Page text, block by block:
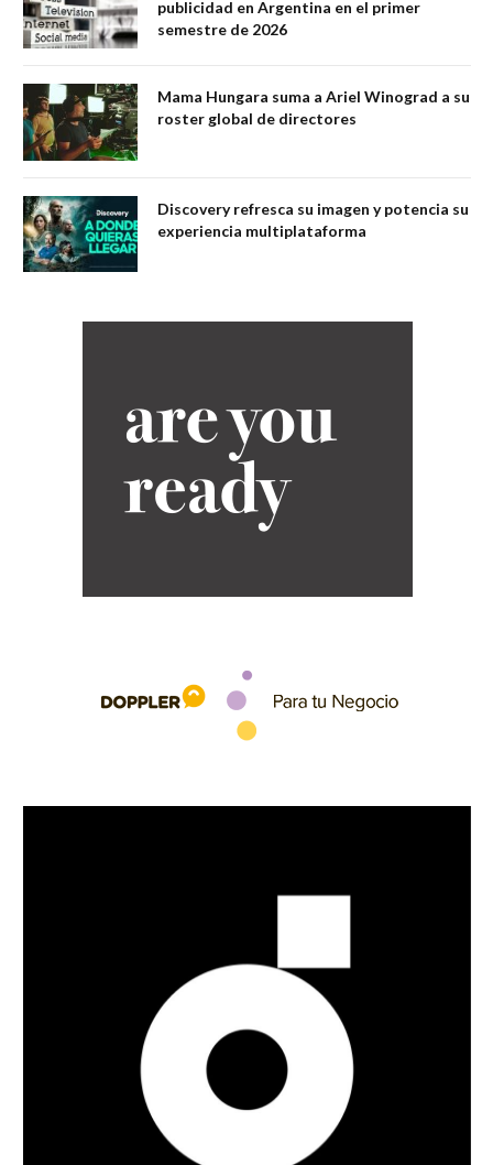
publicidad en Argentina en el primer
semestre de 2026
Mama Hungara suma a Ariel Winograd a su
roster global de directores
Discovery refresca su imagen y potencia su
experiencia multiplataforma